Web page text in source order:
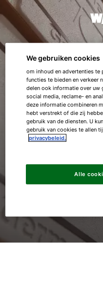
Bedankt!
Uw aanmelding is
graag op 1 juni
Hartelijke groet,
Hallo!
Mail de WOLF
We gebruiken cookies
om inhoud en advertenties te
functies te bieden en verkeer
delen ook informatie over uw
social media, reclame- en
deze informatie combineren
hebt verstrekt of die zij
gebruik van de diensten. U
gebruik van cookies te allen
privacybeleid.
Alle